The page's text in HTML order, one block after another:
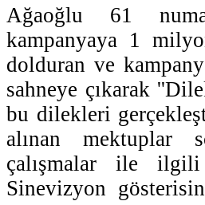
Ağaoğlu 61
kampanyaya 1
dolduran ve
sahneye çıkarak
bu dilekleri
alınan mektuplar
çalışmalar ile
Sinevizyon